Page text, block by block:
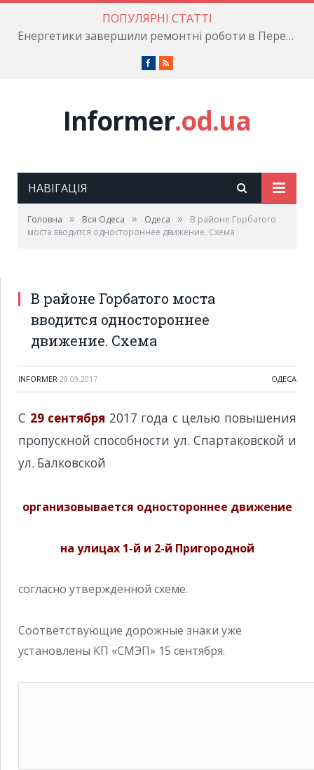
ПОПУЛЯРНІ СТАТТІ
Енергетики завершили ремонтні роботи в Пересипському районі
Facebook
RSS
Informer.od.ua
НАВІГАЦІЯ
Головна » Вся Одеса » Одеса »
В районе Горбатого
моста вводится одностороннее движение. Схема
В районе Горбатого моста
вводится одностороннее
движение. Схема
INFORMER 28.09.2017 ОДЕСА
С 29 сентября 2017 года с целью повышения
пропускной способности ул. Спартаковской и
ул. Балковской
организовывается одностороннее движение
на улицах 1-й и 2-й Пригородной
согласно утвержденной схеме.
Соответствующие дорожные знаки уже
установлены КП «СМЭП» 15 сентября.